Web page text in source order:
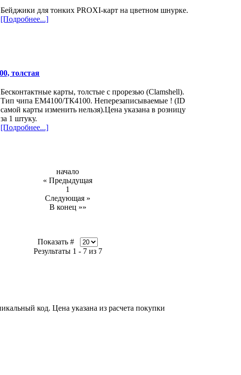
Бейджики для тонких PROXI-карт на цветном шнурке.
[Подробнее...]
толстая
Бесконтактные карты, толстые с прорезью (Clamshell).
Тип чипа EM4100/ТК4100. Неперезаписываемые ! (ID
самой карты изменить нельзя).Цена указана в розницу
за 1 штуку.
[Подробнее...]
код. Цена указана из расчета покупки
начало
« Предыдущая
1
Следующая »
В конец »»
Показать #
Результаты 1 - 7 из 7